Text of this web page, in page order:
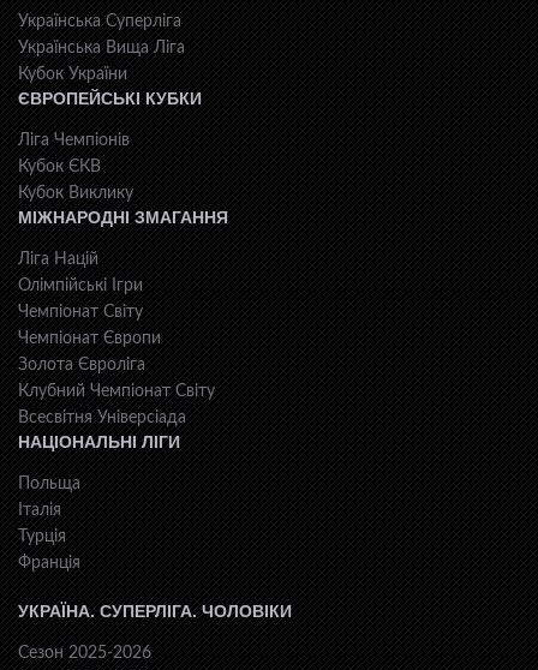
Українська Суперліга
Українська Вища Ліга
Кубок України
ЄВРОПЕЙСЬКІ КУБКИ
Ліга Чемпіонів
Кубок ЄКВ
Кубок Виклику
МІЖНАРОДНІ ЗМАГАННЯ
Ліга Націй
Олімпійські Ігри
Чемпіонат Світу
Чемпіонат Європи
Золота Євроліга
Клубний Чемпіонат Світу
Всесвiтня Унiверсiaда
НАЦІОНАЛЬНІ ЛІГИ
Польща
Італія
Турція
Франція
УКРАЇНА. СУПЕРЛІГА. ЧОЛОВІКИ
Сезон 2025-2026